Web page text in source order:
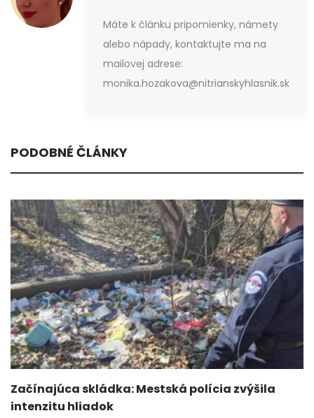
Máte k článku pripomienky, námety
alebo nápady, kontaktujte ma na
mailovej adrese:
monika.hozakova@nitrianskyhlasnik.sk
PODOBNÉ ČLÁNKY
Začínajúca skládka: Mestská polícia zvýšila
intenzitu hliadok